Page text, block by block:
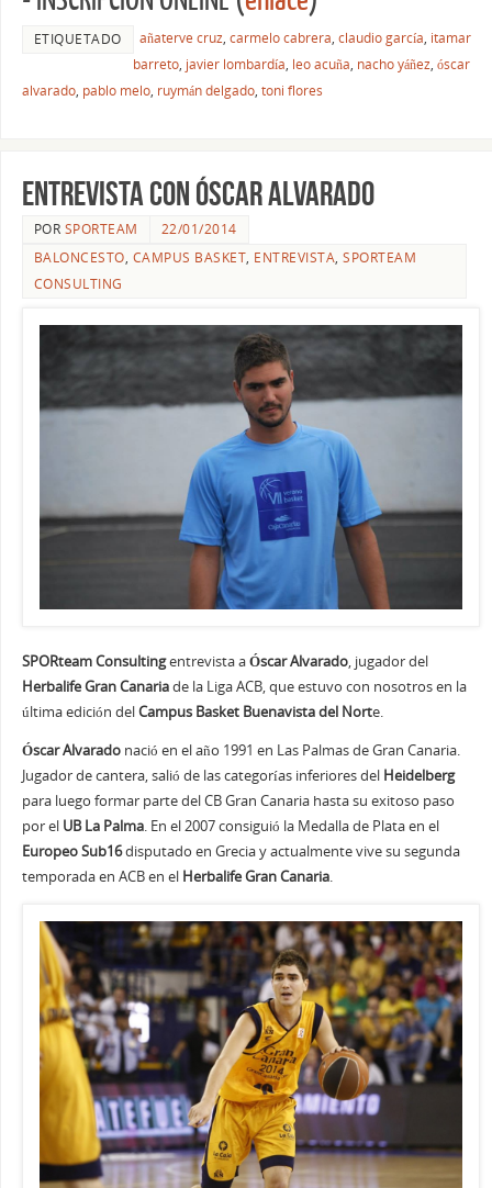
ETIQUETADO añaterve cruz, carmelo cabrera, claudio garcía, itamar
barreto, javier lombardía, leo acuña, nacho yáñez, óscar
alvarado, pablo melo, ruymán delgado, toni flores
Entrevista con Óscar Alvarado
POR SPORTEAM
22/01/2014
BALONCESTO, CAMPUS BASKET, ENTREVISTA,SPORTEAM
CONSULTING
SPORteam Consultingentrevista aÓscar Alvarado, jugador del
Herbalife Gran Canariade la Liga ACB, que estuvo con nosotros en la
última edición delCampus Basket Buenavista del Norte.
Óscar Alvaradonació en el año 1991 en Las Palmas de Gran Canaria.
Jugador de cantera, salió de las categorías inferiores del Heidelberg
para luego formar parte del CB Gran Canaria hasta su exitoso paso
por el UB La Palma. En el 2007 consiguió la Medalla de Plata en el
Europeo Sub16disputado en Grecia y actualmente vive su segunda
temporada en ACB en el Herbalife Gran Canaria.